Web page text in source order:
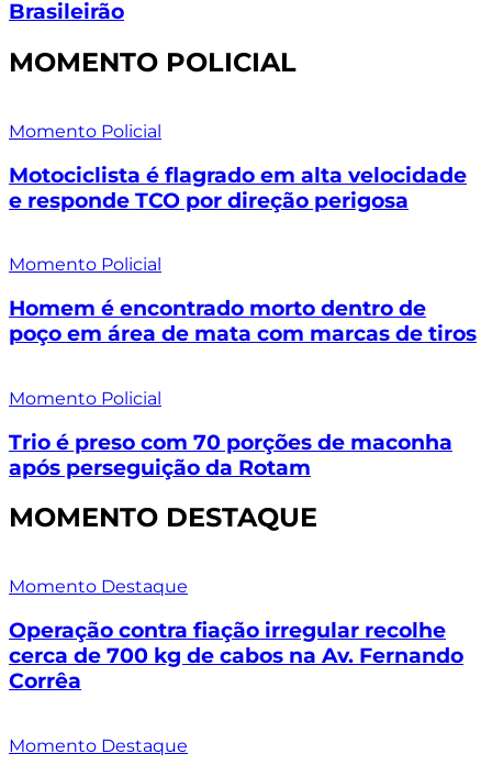
Brasileirão
MOMENTO POLICIAL
Momento Policial
Motociclista é flagrado em alta velocidade
e responde TCO por direção perigosa
Momento Policial
Homem é encontrado morto dentro de
poço em área de mata com marcas de tiros
Momento Policial
Trio é preso com 70 porções de maconha
após perseguição da Rotam
MOMENTO DESTAQUE
Momento Destaque
Operação contra fiação irregular recolhe
cerca de 700 kg de cabos na Av. Fernando
Corrêa
Momento Destaque